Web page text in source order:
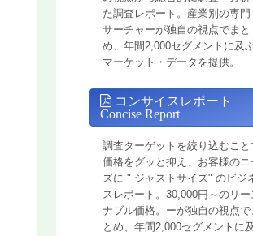
た調査レポート。産業別の専門
サーチャーが独自の視点でまと
め、年間2,000セグメントに及
マーケット・データを提供。
コンサイスレポート
Concise Report
調査ターゲットを絞り込むこと
価格をグッと抑え、お客様のニ
ズに " ジャストサイズ" のビジ
スレポート。30,000円～のリー
ナブル価格。ーが独自の視点で
とめ、年間2,000セグメントに及